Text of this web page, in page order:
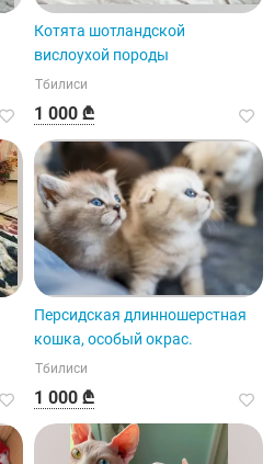
Котята шотландской
вислоухой породы
Тбилиси
1 000 ₾
Персидская длинношерстная
кошка, особый окрас.
Тбилиси
1 000 ₾